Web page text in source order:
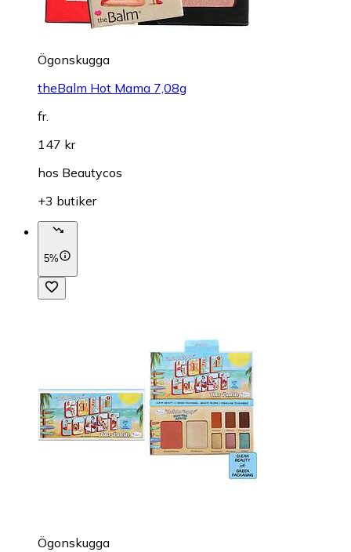
Ögonskugga
theBalm Hot Mama 7,08g
fr.
147 kr
hos Beautycos
+3 butiker
5%
Ögonskugga